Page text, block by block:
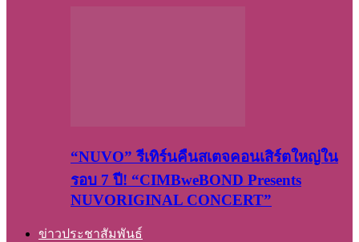
“NUVO” รีเทิร์นคืนสเตจคอนเสิร์ตใหญ่ใน
รอบ 7 ปี! “CIMBweBOND Presents
NUVORIGINAL CONCERT”
ข่าวประชาสัมพันธ์